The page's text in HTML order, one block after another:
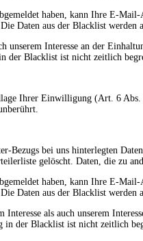
haben, kann Ihre E-
Daten aus der Blacklist
unserem Interesse an der
Blacklist ist nicht zeitlich
Ihrer Einwilligung (Art. 6
Bezugs bei uns hinterlegten
gelöscht. Daten, die zu
haben, kann Ihre E-
Daten aus der Blacklist
Interesse als auch unserem
der Blacklist ist nicht zeitlich